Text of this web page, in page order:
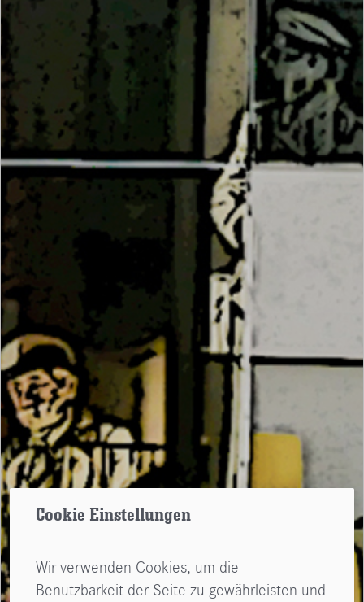
Cookie Einstellungen
Wir verwenden Cookies, um die
Benutzbarkeit der Seite zu gewährleisten und